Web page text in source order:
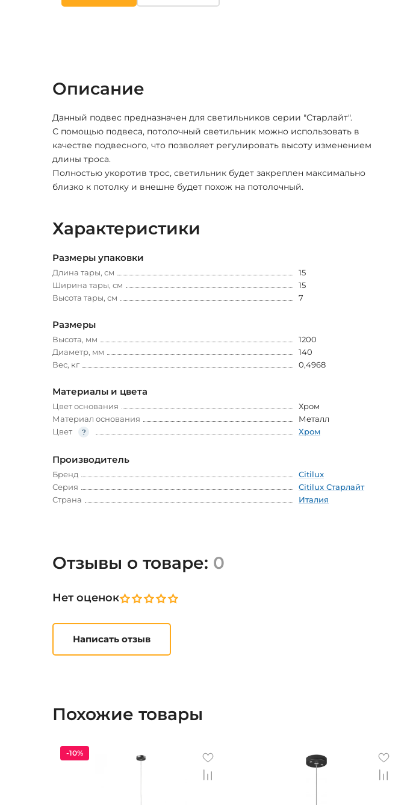
Описание
Данный подвес предназначен для светильников серии "Старлайт".
С помощью подвеса, потолочный светильник можно использовать в
качестве подвесного, что позволяет регулировать высоту изменением
длины троса.
Полностью укоротив трос, светильник будет закреплен максимально
близко к потолку и внешне будет похож на потолочный.
Характеристики
Размеры упаковки
Длина тары, см
15
Ширина тары, см
15
Высота тары, см
7
Размеры
Высота, мм
1200
Диаметр, мм
140
Вес, кг
0,4968
Материалы и цвета
Цвет основания
Хром
Материал основания
Металл
Цвет
Хром
Производитель
Бренд
Citilux
Серия
Citilux Старлайт
Страна
Италия
Отзывы о товаре: 0
Нет оценок
Написать отзыв
Похожие товары
-10%